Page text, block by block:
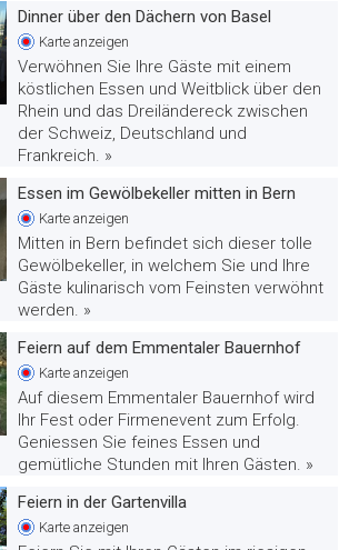
Dinner über den Dächern von Basel
Karte anzeigen
Verwöhnen Sie Ihre Gäste mit einem
köstlichen Essen und Weitblick über den
Rhein und das Dreiländereck zwischen
der Schweiz, Deutschland und
Frankreich. »
Essen im Gewölbekeller mitten in Bern
Karte anzeigen
Mitten in Bern befindet sich dieser tolle
Gewölbekeller, in welchem Sie und Ihre
Gäste kulinarisch vom Feinsten verwöhnt
werden. »
Feiern auf dem Emmentaler Bauernhof
Karte anzeigen
Auf diesem Emmentaler Bauernhof wird
Ihr Fest oder Firmenevent zum Erfolg.
Geniessen Sie feines Essen und
gemütliche Stunden mit Ihren Gästen. »
Feiern in der Gartenvilla
Karte anzeigen